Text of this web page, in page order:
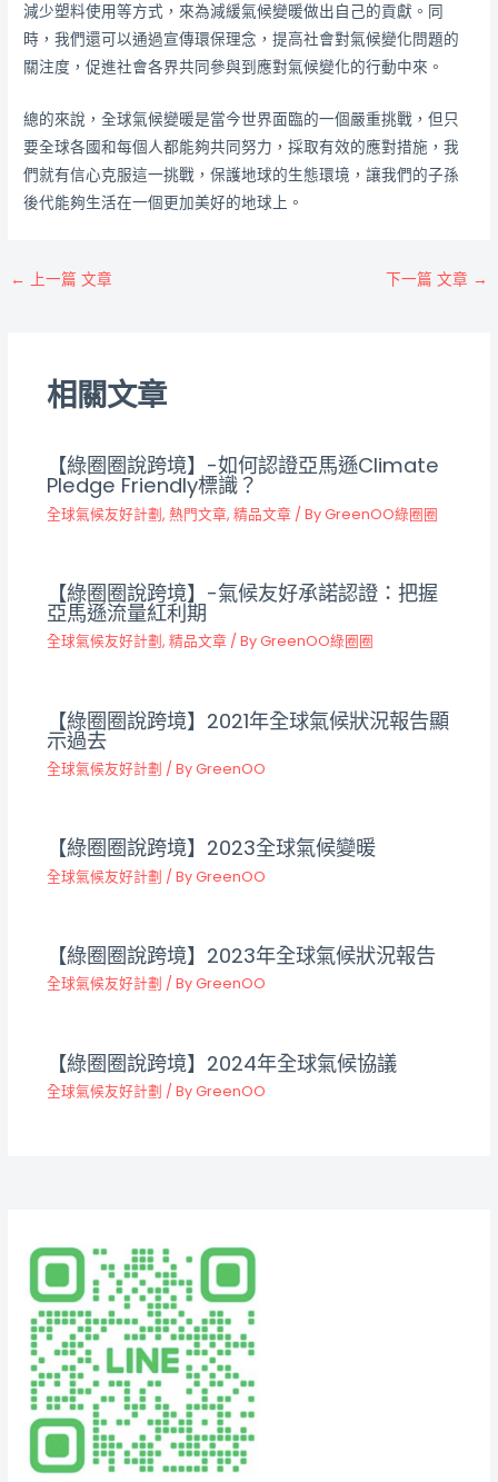
減少塑料使用等方式，來為減緩氣候變暖做出自己的貢獻。同
時，我們還可以通過宣傳環保理念，提高社會對氣候變化問題的
關注度，促進社會各界共同參與到應對氣候變化的行動中來。
總的來說，全球氣候變暖是當今世界面臨的一個嚴重挑戰，但只
要全球各國和每個人都能夠共同努力，採取有效的應對措施，我
們就有信心克服這一挑戰，保護地球的生態環境，讓我們的子孫
後代能夠生活在一個更加美好的地球上。
← 上一篇 文章 下一篇 文章 →
相關文章
【綠圈圈說跨境】-如何認證亞馬遜Climate
Pledge Friendly標識？
全球氣候友好計劃, 熱門文章, 精品文章 / ByGreenOO綠圈圈
【綠圈圈說跨境】-氣候友好承諾認證：把握
亞馬遜流量紅利期
全球氣候友好計劃, 精品文章 / ByGreenOO綠圈圈
【綠圈圈說跨境】2021年全球氣候狀況報告顯
示過去
全球氣候友好計劃 / ByGreenOO
【綠圈圈說跨境】2023全球氣候變暖
全球氣候友好計劃 / ByGreenOO
【綠圈圈說跨境】2023年全球氣候狀況報告
全球氣候友好計劃 / ByGreenOO
【綠圈圈說跨境】2024年全球氣候協議
全球氣候友好計劃 / ByGreenOO